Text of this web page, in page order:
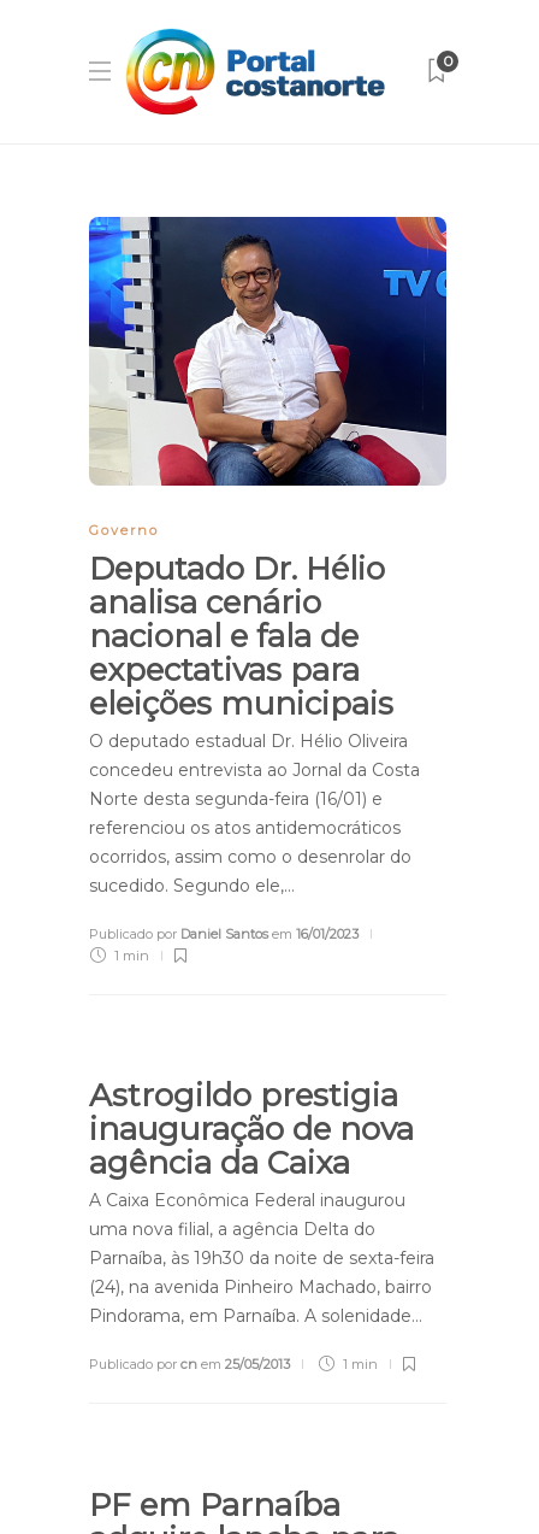
0
Governo
Deputado Dr. Hélio
analisa cenário
nacional e fala de
expectativas para
eleições municipais
O deputado estadual Dr. Hélio Oliveira
concedeu entrevista ao Jornal da Costa
Norte desta segunda-feira (16/01) e
referenciou os atos antidemocráticos
ocorridos, assim como o desenrolar do
sucedido. Segundo ele,…
Publicado por Daniel Santosem 16/01/2023
1 min
Astrogildo prestigia
inauguração de nova
agência da Caixa
A Caixa Econômica Federal inaugurou
uma nova filial, a agência Delta do
Parnaíba, às 19h30 da noite de sexta-feira
(24), na avenida Pinheiro Machado, bairro
Pindorama, em Parnaíba. A solenidade…
Publicado por cn em 25/05/2013 1 min
PF em Parnaíba